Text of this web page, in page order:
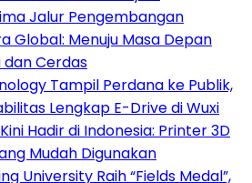
Jalur Pengembangan
Global: Menuju Masa Depan
dan Cerdas
Tampil Perdana ke Publik,
Lengkap E-Drive di Wuxi
Hadir di Indonesia: Printer 3D
Mudah Digunakan
University Raih “Fields Medal”,